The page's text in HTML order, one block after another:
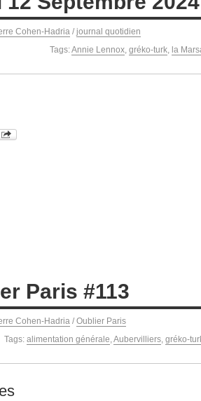
Cohen-Hadria / journal quotidien
Tags:Annie Lennox, gréko-turk, la
Paris #113
Cohen-Hadria / Oublier Paris
Tags: alimentation générale Aubervilliers gréko-